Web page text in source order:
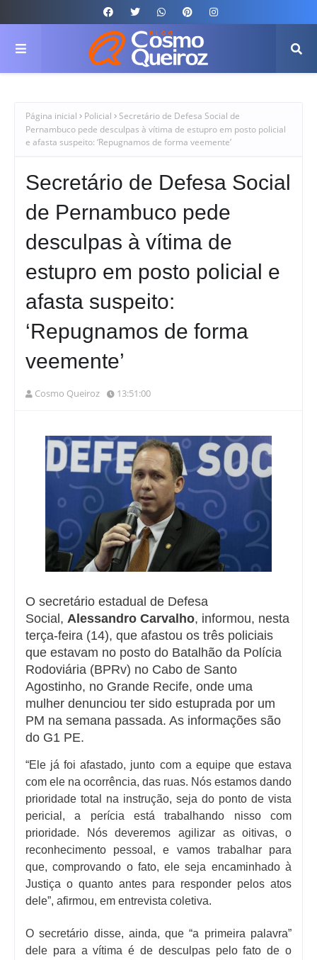
Página inicial Policial
Secretário de Defesa Social de
Pernambuco pede desculpas à vítima de estupro em posto policial
e afasta suspeito: ‘Repugnamos de forma veemente’
Secretário de Defesa Social
de Pernambuco pede
desculpas à vítima de
estupro em posto policial e
afasta suspeito:
‘Repugnamos de forma
veemente’
Cosmo Queiroz 13:51:00
O secretário estadual de Defesa
Social, Alessandro Carvalho, informou, nesta
terça-feira (14), que afastou os três policiais
que estavam no posto do Batalhão da Polícia
Rodoviária (BPRv) no Cabo de Santo
Agostinho, no Grande Recife, onde uma
mulher denunciou ter sido estuprada por um
PM na semana passada. As informações são
do G1 PE.
“Ele já foi afastado, junto com a equipe que estava
com ele na ocorrência, das ruas. Nós estamos dando
prioridade total na instrução, seja do ponto de vista
pericial, a perícia está trabalhando nisso com
prioridade. Nós deveremos agilizar as oitivas, o
reconhecimento pessoal, e vamos trabalhar para
que, comprovando o fato, ele seja encaminhado à
Justiça o quanto antes para responder pelos atos
dele”, afirmou, em entrevista coletiva.
O secretário disse, ainda, que “a primeira palavra”
dele para a vítima é de desculpas pelo fato de o